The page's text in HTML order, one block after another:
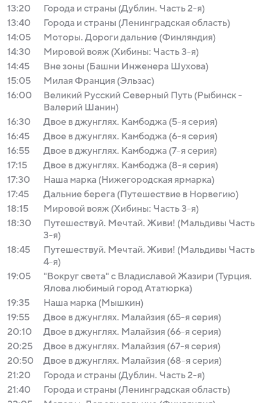
13:20
Города и страны (Дублин. Часть 2-я)
13:40
Города и страны (Ленинградская область)
14:05
Моторы. Дороги дальние (Финляндия)
14:30
Мировой вояж (Хибины: Часть 3-я)
14:45
Вне зоны (Башни Инженера Шухова)
15:05
Милая Франция (Эльзас)
16:00
Великий Русский Северный Путь (Рыбинск -
Валерий Шанин)
16:30
Двое в джунглях. Камбоджа (5-я серия)
16:45
Двое в джунглях. Камбоджа (6-я серия)
16:55
Двое в джунглях. Камбоджа (7-я серия)
17:15
Двое в джунглях. Камбоджа (8-я серия)
17:30
Наша марка (Нижегородская ярмарка)
17:45
Дальние берега (Путешествие в Норвегию)
18:15
Мировой вояж (Хибины: Часть 3-я)
18:30
Путешествуй. Мечтай. Живи! (Мальдивы Часть
3-я)
18:45
Путешествуй. Мечтай. Живи! (Мальдивы Часть
4-я)
19:05
"Вокруг света" с Владиславой Жазири (Турция.
Ялова любимый город Ататюрка)
19:35
Наша марка (Мышкин)
19:55
Двое в джунглях. Малайзия (65-я серия)
20:10
Двое в джунглях. Малайзия (66-я серия)
20:25
Двое в джунглях. Малайзия (67-я серия)
20:50
Двое в джунглях. Малайзия (68-я серия)
21:20
Города и страны (Дублин. Часть 2-я)
21:40
Города и страны (Ленинградская область)